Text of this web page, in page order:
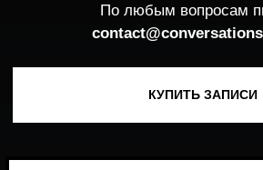
Ждем вас 2 декабря на
Conversations 2026 в Москве
ПОДПИСАТЬСЯ НА НОВОСТИ